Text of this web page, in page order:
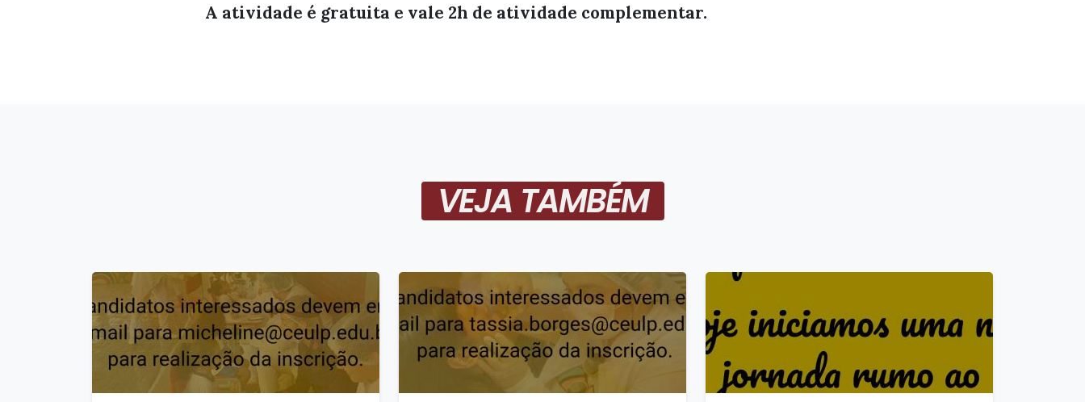
A atividade é gratuita e vale 2h de atividade complementar.
VEJA TAMBÉM